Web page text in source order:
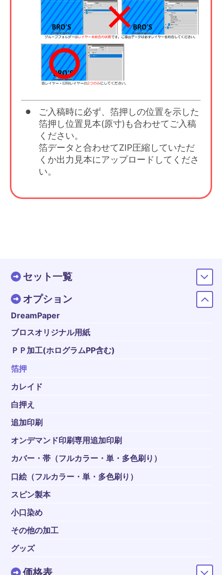
セット一覧
オプション
DreamPaper
ブロスオリジナル用紙
ＰＰ加工(ホログラムPP含む)
箔押
カレイド
白押え
追加印刷
オンデマンド印刷専用追加印刷
カバー・帯（フルカラー・単・多色刷り）
口絵（フルカラー・単・多色刷り）
スピン製本
小口染め
その他の加工
グッズ
ご入稿時に必ず、箔押しの位置を示した
箔押し位置見本(原寸)も合わせてご入稿
ください。
箔データと合わせてZIP圧縮していただ
くか出力見本にアップロードしてくださ
い。